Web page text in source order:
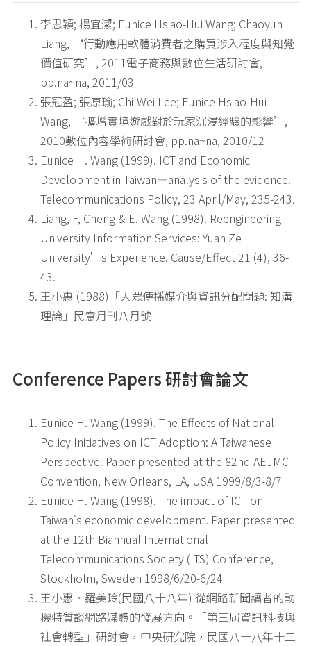
李思穎; 楊宜潔; Eunice Hsiao-Hui Wang; Chaoyun
Liang, ‘行動應用軟體消費者之購買涉入程度與知覺
價值研究’, 2011電子商務與數位生活研討會,
pp.na~na, 2011/03
張冠盈; 張原瑜; Chi-Wei Lee; Eunice Hsiao-Hui
Wang, ‘擴增實境遊戲對於玩家沉浸經驗的影響’,
2010數位內容學術研討會, pp.na~na, 2010/12
Eunice H. Wang (1999). ICT and Economic
Development in Taiwan—analysis of the evidence.
Telecommunications Policy, 23 April/May, 235-243.
Liang, F, Cheng & E. Wang (1998). Reengineering
University Information Services: Yuan Ze
University’s Experience. Cause/Effect 21 (4), 36-
43.
王小惠 (1988)「大眾傳播媒介與資訊分配問題: 知溝
理論」民意月刊八月號
Conference Papers 研討會論文
Eunice H. Wang (1999). The Effects of National
Policy Initiatives on ICT Adoption: A Taiwanese
Perspective. Paper presented at the 82nd AEJMC
Convention, New Orleans, LA, USA 1999/8/3-8/7
Eunice H. Wang (1998). The impact of ICT on
Taiwan's economic development. Paper presented
at the 12th Biannual International
Telecommunications Society (ITS) Conference,
Stockholm, Sweden 1998/6/20-6/24
王小惠、羅美玲(民國八十八年) 從網路新聞讀者的動
機特質談網路媒體的發展方向。「第三屆資訊科技與
社會轉型」研討會，中央研究院，民國八十八年十二